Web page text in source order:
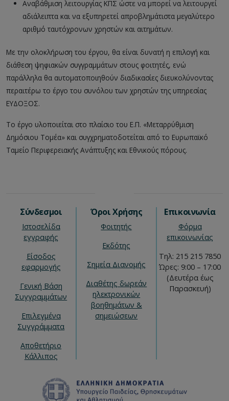
Αναβάθμιση λειτουργίας ΚΠΣ ώστε να μπορεί να λειτουργεί
αδιάλειπτα και να εξυπηρετεί απροβλημάτιστα μεγαλύτερο
αριθμό ταυτόχρονων χρηστών και αιτημάτων.
Με την ολοκλήρωση του έργου, θα είναι δυνατή η επιλογή και
διάθεση ψηφιακών συγγραμμάτων στους φοιτητές, ενώ
παράλληλα θα αυτοματοποιηθούν διαδικασίες διευκολύνοντας
περαιτέρω το έργο του συνόλου των χρηστών της υπηρεσίας
ΕΥΔΟΞΟΣ.
Το έργο υλοποιείται στο πλαίσιο του Ε.Π. «Μεταρρύθμιση
Δημόσιου Τομέα» και συγχρηματοδοτείται από το Ευρωπαϊκό
Ταμείο Περιφερειακής Ανάπτυξης και Εθνικούς πόρους.
Σύνδεσμοι
Ιστοσελίδα
εγγραφής
Είσοδος
εφαρμογής
Γενική Βάση
Συγγραμμάτων
Επιλεγμένα
Συγγράμματα
Αποθετήριο
Κάλλιπος
Όροι Χρήσης
Φοιτητής
Εκδότης
Σημεία Διανομής
Διαθέτης δωρεάν
ηλεκτρονικών
βοηθημάτων &
σημειώσεων
Επικοινωνία
Φόρμα
επικοινωνίας
Τηλ: 215 215 7850
Ώρες: 9:00 – 17:00
(Δευτέρα έως
Παρασκευή)